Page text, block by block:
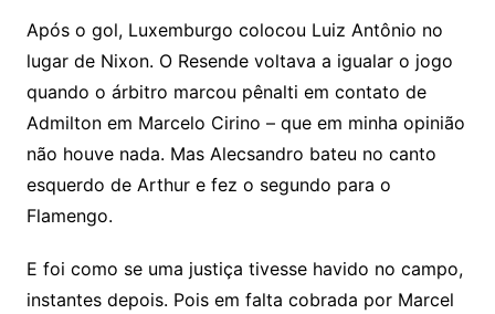
Após o gol, Luxemburgo colocou Luiz Antônio no
lugar de Nixon. O Resende voltava a igualar o jogo
quando o árbitro marcou pênalti em contato de
Admilton em Marcelo Cirino – que em minha opinião
não houve nada. Mas Alecsandro bateu no canto
esquerdo de Arthur e fez o segundo para o
Flamengo.
E foi como se uma justiça tivesse havido no campo,
instantes depois. Pois em falta cobrada por Marcel